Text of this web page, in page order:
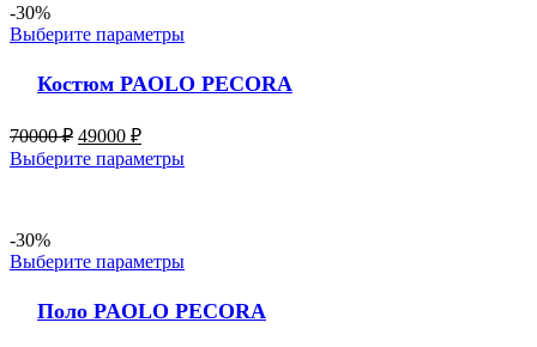
-30%
Выберите параметры
Костюм PAOLO PECORA
70000₽ 49000 ₽
Выберите параметры
-30%
Выберите параметры
Поло PAOLO PECORA